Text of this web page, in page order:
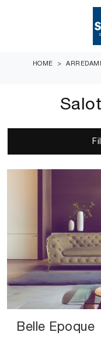
HOME >
Belle Epoque